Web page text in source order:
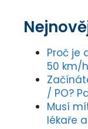
Proč je
50 km/
/ PO?
Musí
lékaře